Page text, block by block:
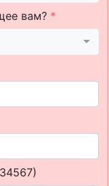
вам? *